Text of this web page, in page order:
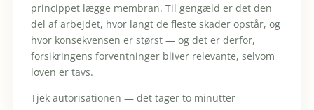
princippet lægge membran. Til gengæld er det den
del af arbejdet, hvor langt de fleste skader opstår, og
hvor konsekvensen er størst — og det er derfor,
forsikringens forventninger bliver relevante, selvom
loven er tavs.
Tjek autorisationen — det tager to minutter